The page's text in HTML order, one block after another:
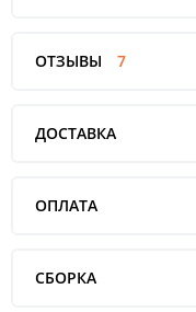
ОТЗЫВЫ 7
ДОСТАВКА
ОПЛАТА
СБОРКА